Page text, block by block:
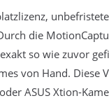
die
so wie zuvor
von Hand. Diese
ASUS Xtion-